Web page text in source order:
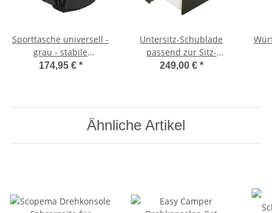
Sporttasche universell -
grau - stabile
Tragetasche für
174,95 € *
Untersitz-Schublade
passend zur Sitz-
Schlafbank SAF42 /
249,00 € *
Ähnliche Artikel